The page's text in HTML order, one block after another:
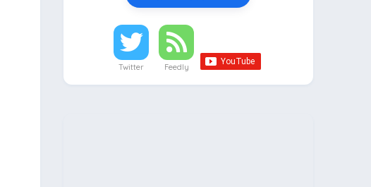
Twitter Feedly